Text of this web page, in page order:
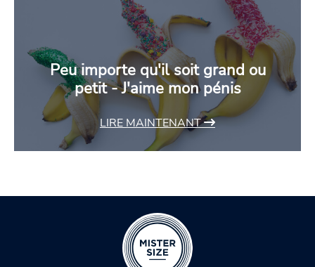
Peu importe qu'il soit grand ou
petit - J'aime mon pénis
LIRE MAINTENANT